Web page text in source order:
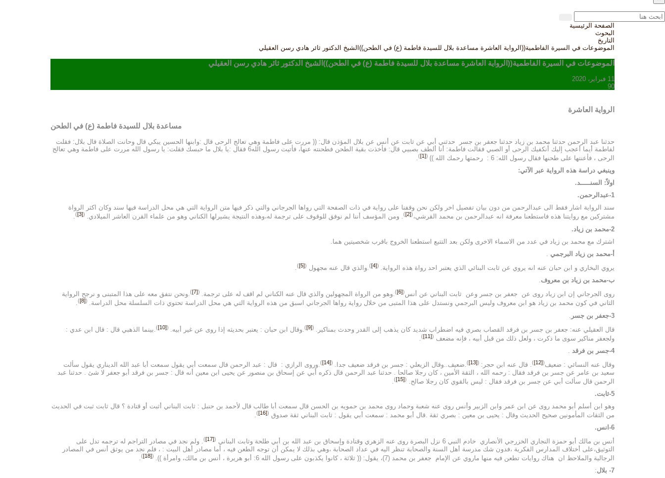
الصفحة الرئيسية
البحوث
التاريخ
الموضوعات في السيرة الفاطمية((الرواية العاشرة مساعدة بلال للسيدة فاطمة (ع) في الطحن))الشيخ الدكتور ثائر هادي رسن العقيلي
الموضوعات في السيرة الفاطمية((الرواية العاشرة مساعدة بلال للسيدة فاطمة (ع) في الطحن))الشيخ الدكتور ثائر هادي رسن العقيلي
11 فبراير، 2020
90
الرواية العاشرة
مساعدة بلال للسيدة فاطمة (ع) في الطحن
حدثنا عبد الرحمن حدثنا محمد بن زياد حدثنا جعفر بن جسر حدثني أبي عن ثابت عن أنس عن بلال المؤذن قال: (( مررت على فاطمة وهي تعالج الرحى قال :وابنها الحسين يبكي قال وحانت الصلاة قال بلال: فقلت
لفاطمة أيما أعجب إليك أنكفيك الرحى أو الصبي فقالت فاطمة: أنا ألطف بصبيي قال: فأخذت بقية الطحن فطحنته عنها، فأتيت رسول الله6 فقال :يا بلال ما حبسك فقلت: يا رسول الله مررت على فاطمة وهي تعالج
الرحى ، فأعنتها على طحنها فقال رسول الله: 6 : رحمتها رحمك الله ))
(
[1]
)
.
وينبغي دراسة هذه الرواية عبر الآتي:
اولاً: السنـــــد.
1-عبدالرحمن.
سند الرواية اشار فقط الى عبدالرحمن من دون بيان تفصيل اخر ولكن نحن وقفنا على رواية في ذات الصفحة التي رواها الجرجاني والتي ذكر فيها متن الرواية التي هي محل الدراسة فيها سند وكان اكثر الرواة
مشتركين مع روايتنا هذه فاستطعنا معرفة انه عبدالرحمن بن محمد القرشي،(
[2]
). ومن المؤسف أننا لم نوفق للوقوف على ترجمة له،وهذه النتيجة يشيرلها الكناني وهو من علماء القرن العاشر الميلادي. (
[3]
)
.
2-محمد بن زياد.
اشترك مع محمد بن زياد في عدد من الاسماء الاخرى ولكن بعد التتبع استطعنا الخروج باقرب شخصيتين هما.
أ-محمد بن زياد البرجمي
يروي البخاري و ابن حبان عنه انه يروي عن ثابت البنائي الذي يعتبر احد رواة هذه الرواية. (
[4]
).والذي قال عنه مجهول (
[5]
)
.
ب-محمد بن زياد بن معروف.
روى الجرجاني إن ابن زياد روى عن جعفر بن جسر وعن ثابت البناني عن أنس(
[6]
).وهو من الرواة المجهولين والذي قال عنه الكناني لم اقف له على ترجمة. (
[7]
).ونحن نتفق معه على هذا المتبنى و نرجح الرواية
الثاني في كون محمد بن زياد هو ابن معروف وليس البرجمي ونستدل على هذا المتبى من خلال رواية رواها الجرجاني اسبق من هذه الرواية التي هي محل الدراسة تحتوي ذات السلسلة محل الدراسة. (
[8]
)
.
3-جعفر بن جسر
قال العقيلي عنه: جعفر بن جسر بن فرقد القصاب بصري فيه اضطراب شديد كان يذهب إلى القدر وحدث بمناكير.
(
[9]
) .وقال ابن حبان : يعتبر بحديثه إذا روى عن غير أبيه. (
[10]
) .بينما الذهبي قال : قال ابن عدي :
ولجعفر مناكير سوى ما ذكرت ، ولعل ذلك من قبل أبيه ، فإنه مضعف (
[11]
)
.
4-جسر بن فرقد
.
وقال عنه النسائي : ضعيف(
[12]
). قال عنه ابن حجر: (
[13]
).ضعيف..وقال الزيعلي : جسر بن فرقد ضعيف جدا. (
[14]
).وروى الرازي : قال : عبد الرحمن قال سمعت أبي يقول سمعت أبا عبد الله الديناري يقول سألت
سعيد بن عامر عن جسر بن فرقد فقال : رحمه الله ، الثقة الأمين ، كان رجلا صالحا . حدثنا عبد الرحمن قال ذكره أبي عن إسحاق بن منصور عن يحيى ابن معين أنه قال : جسر بن فرقد أبو جعفر لا شئ . حدثنا عبد
الرحمن قال سألت أبي عن جسر بن فرقد فقال : ليس بالقوي كان رجلا صالح.
(
[15]
)
5-ثابت.
وهو ابن أسلم أبو محمد روى عن ابن عمر وابن الزبير وأنس روى عنه شعبة وحماد روى محمد بن حمويه بن الحسن قال سمعت أبا طالب قال لأحمد بن حنبل : ثابت البناني أثبت أو قتادة ؟ قال ثابت ثبت في الحديث
من الثقات المأمونين صحيح الحديث وقال : يحيى بن معين : بصري ثقة .قال أبو محمد : سمعت أبي يقول : ثابت البناني ثقة صدوق (
[16]
)
.
6-انس.
أنس بن مالك أبو حمزة النجاري الخزرجي الأنصاري خادم النبي 6 نزل البصرة روى عنه الزهري وقتادة وإسحاق بن عبد الله بن أبي طلحة وثابت البناني
(
[17]
). ولم نجد في مصادر التراجم له ترجمه تدل على
التوثيق،على أختلاف المدارس الفكرية ،فدون شك مدرسة أهل السنة والصحابة تنظر اليه في عداد الصحابة ،وهي بذلك لا يمكن أن توجه الطعن فيه ، أما مصادر أهل البيت : ، فلم نجد من يوثق أنس في المصادر
الرجالية والملاحظ ان هناك روايات تطعن فيه منها ماروي عن الإمام جعفر بن محمد (7)، يقول: (( ثلاثة ، كانوا يكذبون على رسول الله 6: أبو هريرة ، أنس بن مالك، وامرأة )).
(
[18]
)
7- بلال
: